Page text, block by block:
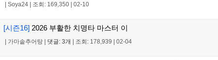
| Soya24 | 조회: 169,350 | 02-10
[시즌16] 2026 부활한 치명타 마스터 이
| 가마솥추어탕 | 댓글: 3개 | 조회: 178,939 | 02-04